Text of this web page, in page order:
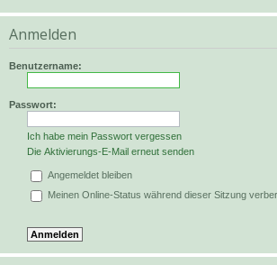
uc
he
Anmelden
Benutzername:
Passwort:
Ich habe mein Passwort vergessen
Die Aktivierungs-E-Mail erneut senden
Angemeldet bleiben
Meinen Online-Status während dieser Sitzung